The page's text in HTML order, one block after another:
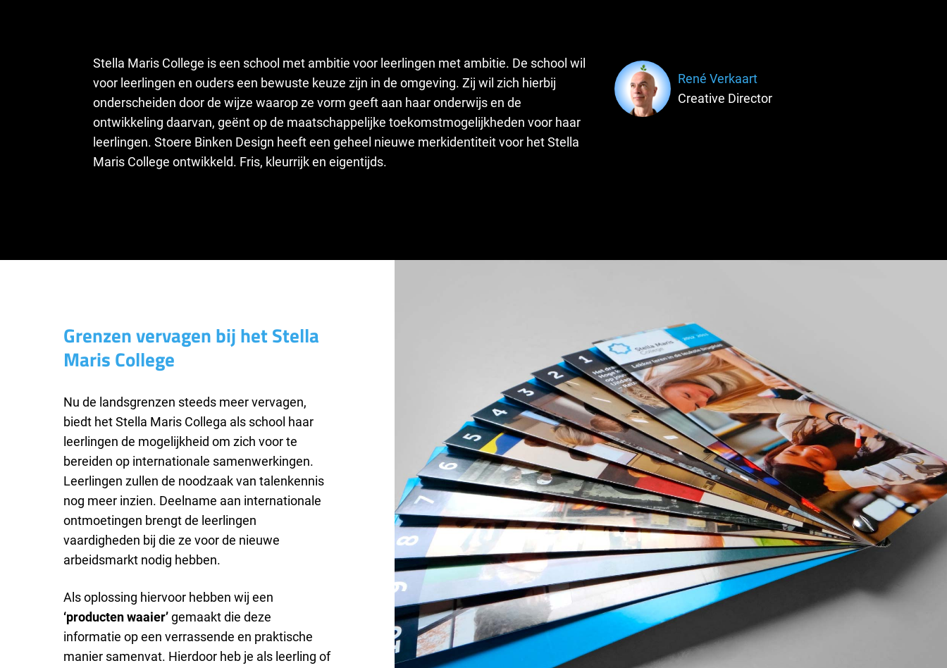
Stella Maris College is een school met ambitie voor leerlingen met ambitie. De school wil
voor leerlingen en ouders een bewuste keuze zijn in de omgeving. Zij wil zich hierbij
onderscheiden door de wijze waarop ze vorm geeft aan haar onderwijs en de
ontwikkeling daarvan, geënt op de maatschappelijke toekomstmogelijkheden voor haar
leerlingen. Stoere Binken Design heeft een geheel nieuwe merkidentiteit voor het Stella
Maris College ontwikkeld. Fris, kleurrijk en eigentijds.
René Verkaart
Creative Director
Grenzen vervagen bij het Stella
Maris College
Nu de landsgrenzen steeds meer vervagen,
biedt het Stella Maris Collega als school haar
leerlingen de mogelijkheid om zich voor te
bereiden op internationale samenwerkingen.
Leerlingen zullen de noodzaak van talenkennis
nog meer inzien. Deelname aan internationale
ontmoetingen brengt de leerlingen
vaardigheden bij die ze voor de nieuwe
arbeidsmarkt nodig hebben.
Als oplossing hiervoor hebben wij een
‘producten waaier’gemaakt die deze
informatie op een verrassende en praktische
manier samenvat. Hierdoor heb je als leerling of